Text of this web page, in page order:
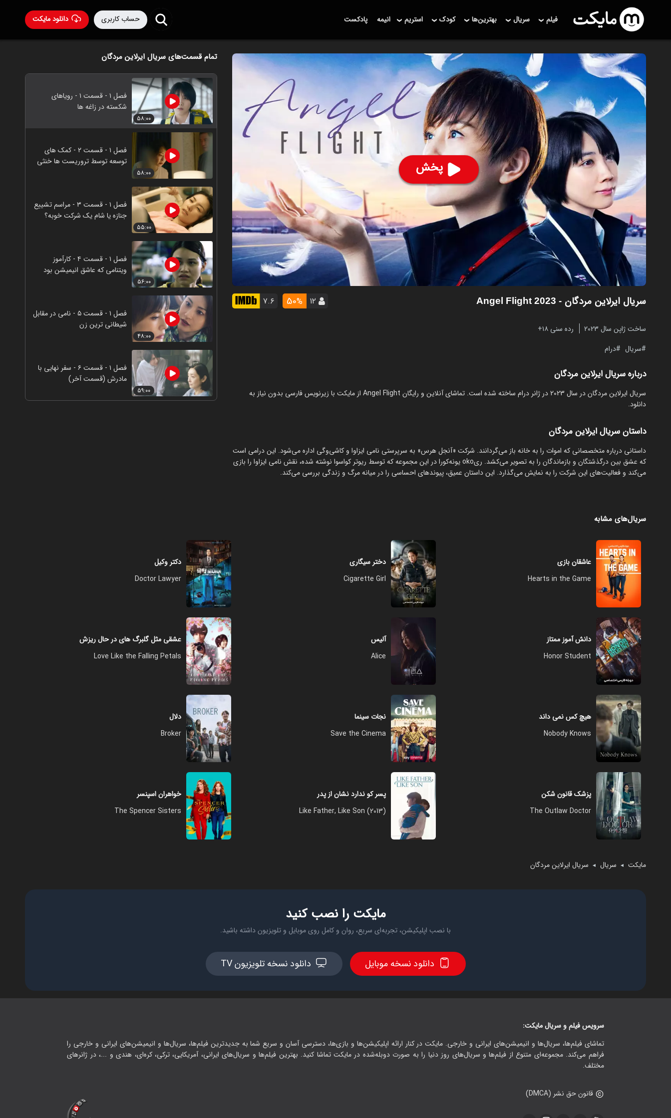
دانلود مایکت حساب کاربری فیلم سریال بهترین‌ها کودک استریم انیمه پادکست
پخش
سریال ایرلاین مردگان - Angel Flight 2023 ۱۲ 50% ۷.۶
ساخت ژاپن سال 2023
رده سنی ۱۸+
سریال
درام
درباره سریال ایرلاین مردگان
سریال ایرلاین مردگان در سال 2023 در ژانر درام ساخته شده است. تماشای آنلاین و رایگان Angel Flight از مایکت با زیرنویس فارسی بدون نیاز به
دانلود.
داستان سریال ایرلاین مردگان
داستانی درباره متخصصانی که اموات را به خانه باز می‌گردانند. شرکت «آنجل هرس» به سرپرستی نامی ایزاوا و کاشی‌وگی اداره می‌شود. این درامی است
که عشق بین درگذشتگان و بازماندگان را به تصویر می‌کشد. ریoko یونه‌کورا در این مجموعه که توسط ریوتر کواسوا نوشته شده، نقش نامی ایزاوا را بازی
می‌کند و فعالیت‌های این شرکت را به نمایش می‌گذارد. این داستان عمیق، پیوندهای احساسی را در میانه مرگ و زندگی بررسی می‌کند.
تمام قسمت‌های سریال ایرلاین مردگان
۵۸:۰۰
فصل ۱ - قسمت ۱ - رویاهای
شکسته در زاغه ها
۵۸:۰۰
فصل ۱ - قسمت ۲ - کمک های
توسعه توسط تروریست ها خنثی
۵۵:۰۰
فصل ۱ - قسمت ۳ - مراسم تشییع
جنازه یا شام یک شرکت خوبه؟
۵۶:۰۰
فصل ۱ - قسمت ۴ - کارآموز
ویتنامی که عاشق انیمیشن بود
۴۸:۰۰
فصل ۱ - قسمت ۵ - نامی در مقابل
شیطانی ترین زن
۵۹:۰۰
فصل ۱ - قسمت ۶ - سفر نهایی با
مادرش (قسمت آخر)
سریال‌های مشابه
عاشقان بازی
Hearts in the Game
دختر سیگاری
Cigarette Girl
دکتر وکیل
Doctor Lawyer
دانش آموز ممتاز
Honor Student
آلیس
Alice
عشقی مثل گلبرگ های در حال ریزش
Love Like the Falling Petals
هیچ کس نمی داند
Nobody Knows
نجات سینما
Save the Cinema
دلال
Broker
پزشک قانون شکن
The Outlaw Doctor
پسر کو ندارد نشان از پدر
Like Father, Like Son (2013)
خواهران اسپنسر
The Spencer Sisters
مایکت ◄ سریال ◄ سریال ایرلاین مردگان
مایکت را نصب کنید
با نصب اپلیکیشن، تجربه‌ای سریع، روان و کامل روی موبایل و تلویزیون داشته باشید.
دانلود نسخه موبایل دانلود نسخه تلویزیون TV
سرویس فیلم و سریال مایکت:
تماشای فیلم‌ها، سریال‌ها و انیمیشن‌های ایرانی و خارجی. مایکت در کنار ارائه اپلیکیشن‌ها و بازی‌ها، دسترسی آسان و سریع شما به جدیدترین فیلم‌ها، سریال‌ها و انیمیشن‌های ایرانی و خارجی را
فراهم می‌کند. مجموعه‌ای متنوع از فیلم‌ها و سریال‌های روز دنیا را به صورت دوبله‌شده در مایکت تماشا کنید. بهترین فیلم‌ها و سریال‌های ایرانی، آمریکایی، ترکی، کره‌ای، هندی و ...، در ژانرهای
مختلف.
قانون حق نشر (DMCA)